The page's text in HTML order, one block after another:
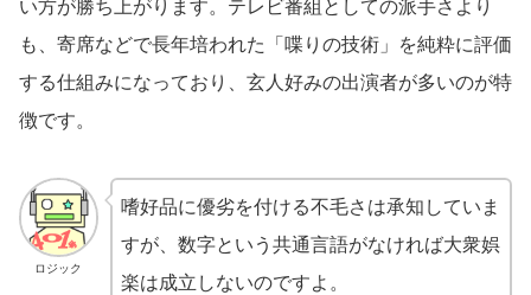
い方が勝ち上がります。テレビ番組としての派手さより
も、寄席などで長年培われた「喋りの技術」を純粋に評価
する仕組みになっており、玄人好みの出演者が多いのが特
徴です。
ロジック
嗜好品に優劣を付ける不毛さは承知していま
すが、数字という共通言語がなければ大衆娯
楽は成立しないのですよ。